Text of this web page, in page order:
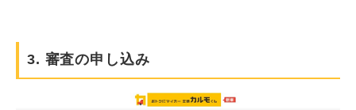
3. 審査の申し込み